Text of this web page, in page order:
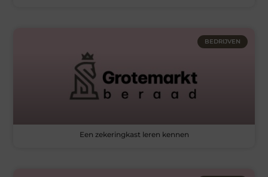
BEDRIJVEN
Een zekeringkast leren kennen